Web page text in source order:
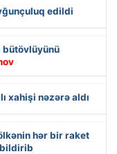
edildi
bütövlüyünü
xahişi nəzərə aldı
hər bir raket
bildirib